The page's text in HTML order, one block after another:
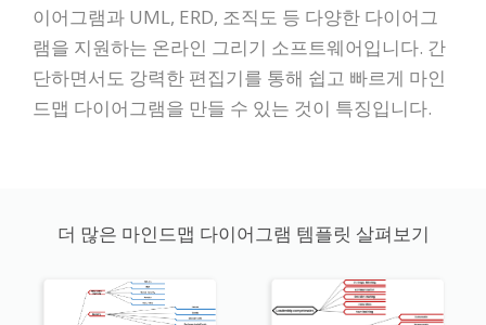
이어그램과 UML, ERD, 조직도 등 다양한 다이어그
램을 지원하는 온라인 그리기 소프트웨어입니다. 간
단하면서도 강력한 편집기를 통해 쉽고 빠르게 마인
드맵 다이어그램을 만들 수 있는 것이 특징입니다.
더 많은 마인드맵 다이어그램 템플릿 살펴보기